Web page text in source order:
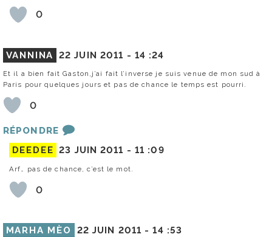
0
VANNINA 22 JUIN 2011 - 14 :24
Et il a bien fait Gaston,j’ai fait l’inverse je suis venue de mon sud à
Paris pour quelques jours et pas de chance le temps est pourri.
0
RÉPONDRE
DEEDEE 23 JUIN 2011 - 11 :09
Arf… pas de chance, c’est le mot.
0
MARHA MÈO 22 JUIN 2011 -14 :53